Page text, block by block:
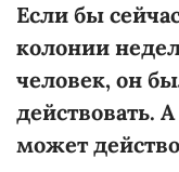
Если бы
колонии
человек, он
действовать.
может